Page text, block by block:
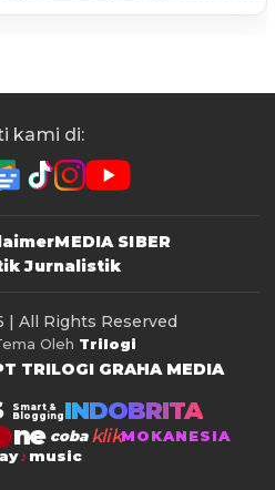
kami di:
MEDIA SIBER
Jurnalistik
| All Rights Reserved
Oleh Trilogi
TRILOGI GRAHA MEDIA
Smart &
Blogging INDOBRITA
coba klikMOKANESIA
music